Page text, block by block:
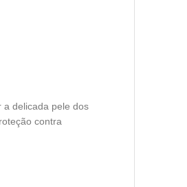
a delicada pele dos
contra